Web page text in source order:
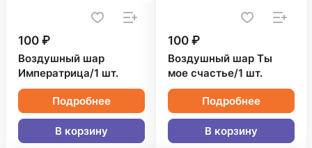
100 ₽
Воздушный шар
Императрица/1 шт.
Подробнее
В корзину
100 ₽
Воздушный шар Ты
мое счастье/1 шт.
Подробнее
В корзину